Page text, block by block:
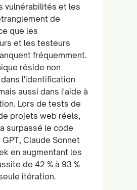
vulnérabilités et les
de
que les
et les testeurs
fréquemment.
réside non
l'identification
aussi dans l'aide à
Lors de tests de
projets web réels,
surpassé le code
Claude Sonnet
en augmentant les
de 42 % à 93 %
itération.